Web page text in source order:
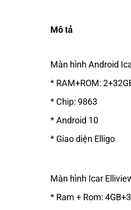
Mô tả
Màn hình Android
* RAM+ROM:
* Chip: 9863
* Android 10
* Giao diện Elligo
Màn hình Icar
* Ram + Rom: